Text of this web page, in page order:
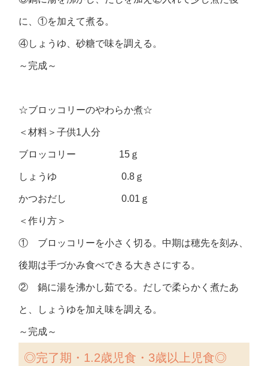
に、①を加えて煮る。
④しょうゆ、砂糖で味を調える。
～完成～
☆ブロッコリーのやわらか煮☆
＜材料＞子供1人分
ブロッコリー 15ｇ
しょうゆ 0.8ｇ
かつおだし 0.01ｇ
＜作り方＞
① ブロッコリーを小さく切る。中期は穂先を刻み、
後期は手づかみ食べできる大きさにする。
② 鍋に湯を沸かし茹でる。だしで柔らかく煮たあ
と、しょうゆを加え味を調える。
～完成～
◎完了期・1.2歳児食・3歳以上児食◎